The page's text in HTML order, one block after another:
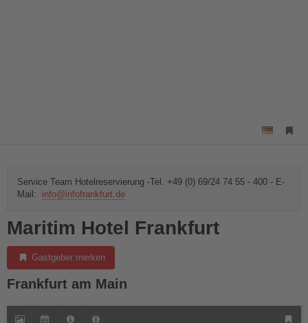
Service Team Hotelreservierung -Tel. +49 (0) 69/24 74 55 - 400 - E-
Mail: info@infofrankfurt.de
Maritim Hotel Frankfurt
Gastgeber merken
Frankfurt am Main